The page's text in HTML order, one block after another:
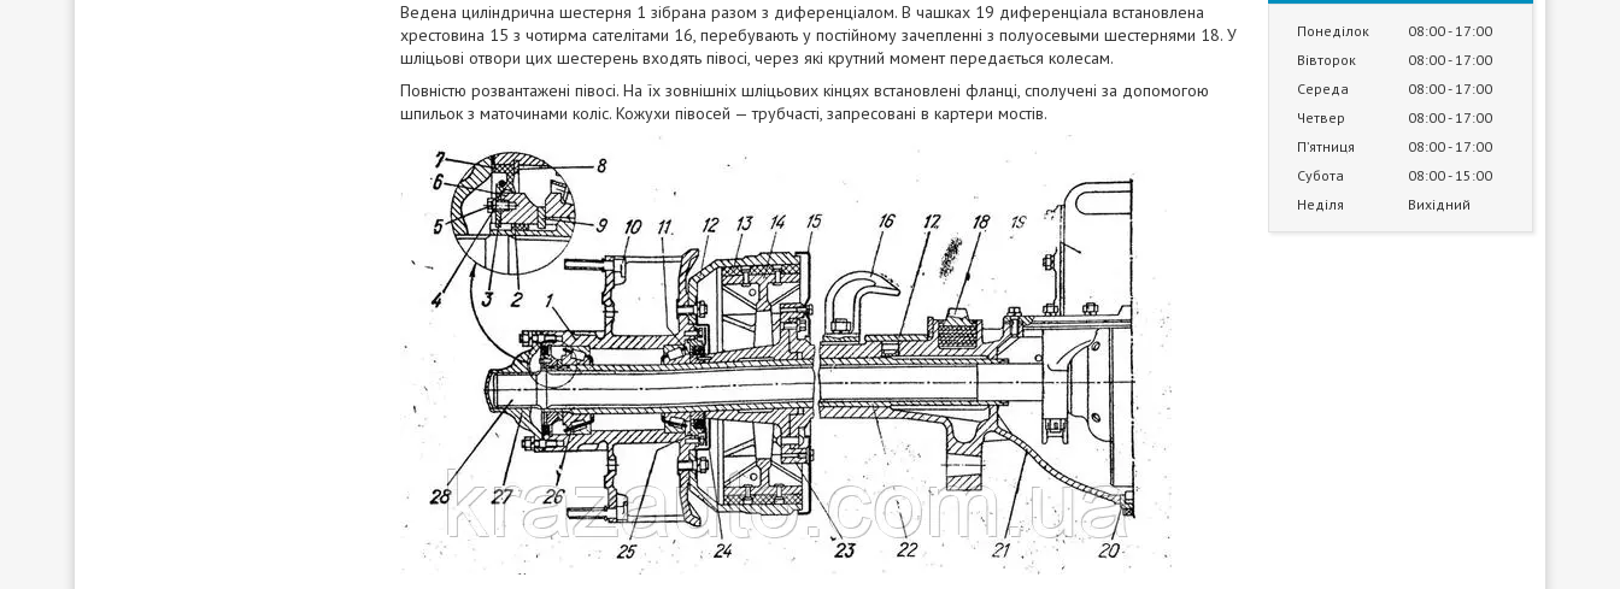
Ведена циліндрична шестерня 1 зібрана разом з диференціалом. В чашках 19 диференціала встановлена
хрестовина 15 з чотирма сателітами 16, перебувають у постійному зачепленні з полуосевыми шестернями 18. У
шліцьові отвори цих шестерень входять півосі, через які крутний момент передається колесам.
Повністю розвантажені півосі. На їх зовнішніх шліцьових кінцях встановлені фланці, сполучені за допомогою
шпильок з маточинами коліс. Кожухи півосей — трубчасті, запресовані в картери мостів.
Понеділок 08:00 17:00
Вівторок
08:00 17:00
Середа
08:00 17:00
Четвер
08:00 17:00
Пʼятниця
08:00 17:00
Субота
08:00 15:00
Неділя
Вихідний